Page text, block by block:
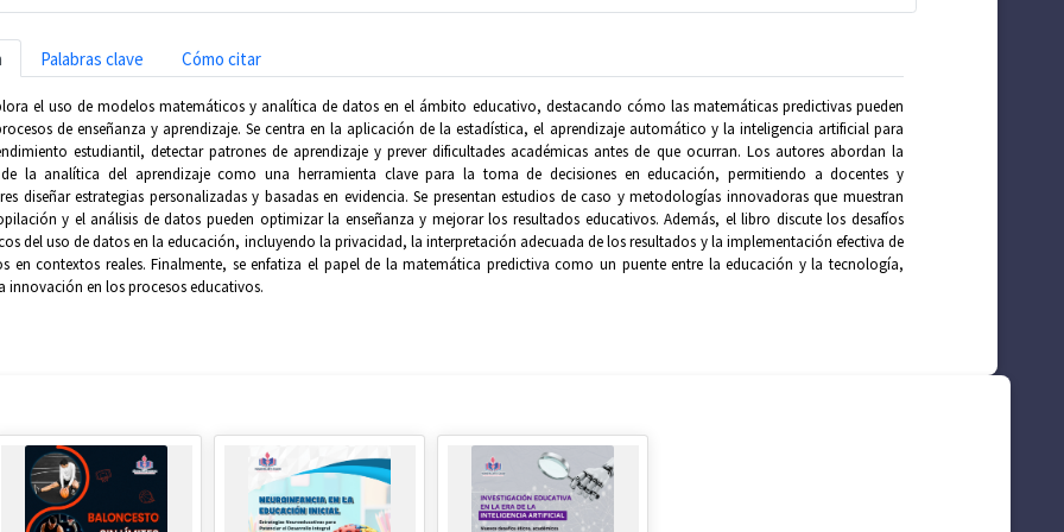
Palabras clave Cómo citar
el uso de modelos matemáticos y analítica de datos en el ámbito educativo, destacando cómo las matemáticas predictivas pueden
de enseñanza y aprendizaje. Se centra en la aplicación de la estadística, el aprendizaje automático y la inteligencia artificial para
estudiantil, detectar patrones de aprendizaje y prever dificultades académicas antes de que ocurran. Los autores abordan la
la analítica del aprendizaje como una herramienta clave para la toma de decisiones en educación, permitiendo a docentes y
diseñar estrategias personalizadas y basadas en evidencia. Se presentan estudios de caso y metodologías innovadoras que muestran
y el análisis de datos pueden optimizar la enseñanza y mejorar los resultados educativos. Además, el libro discute los desafíos
del uso de datos en la educación, incluyendo la privacidad, la interpretación adecuada de los resultados y la implementación efectiva de
en contextos reales. Finalmente, se enfatiza el papel de la matemática predictiva como un puente entre la educación y la tecnología,
innovación en los procesos educativos.